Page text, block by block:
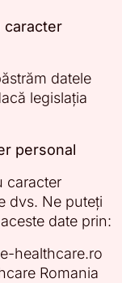
caracter
datele
legislația
personal
caracter
dvs. Ne puteți
date prin:
healthcare.ro
Romania